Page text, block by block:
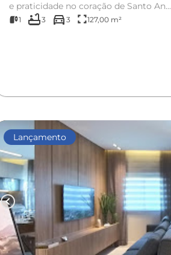
e praticidade no coração de Santo An...
1 bathtub3 directions_car 3 fullscreen127,00 m²
Lançamento
chevron_left